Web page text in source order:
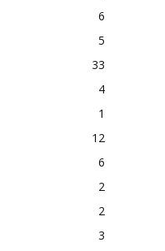
6
5
33
4
1
12
6
2
2
3